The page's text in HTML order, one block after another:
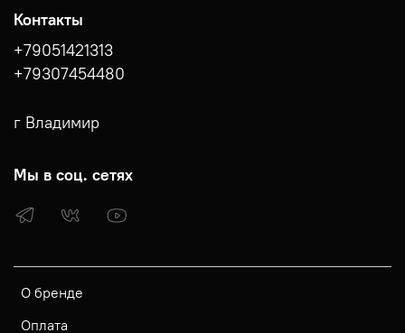
О бренде
Оплата
Контакты
+79051421313
+79307454480
г Владимир
Мы в соц. сетях